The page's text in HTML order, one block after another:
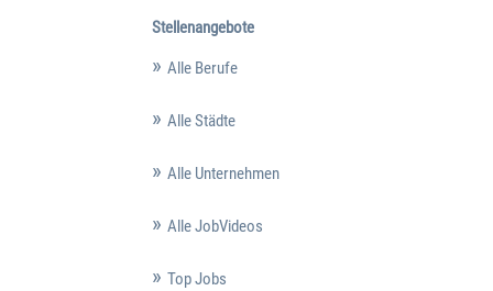
Stellenangebote
Alle Berufe
Alle Städte
Alle Unternehmen
Alle JobVideos
Top Jobs